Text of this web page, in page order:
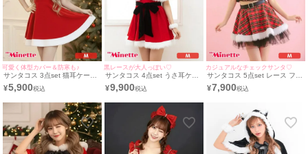
可愛く体型カバー＆防寒も♪
サンタコス 3点set 猫耳ケープ
ベアワンピ プチプラ サンタ コ
スプレ [ワンピース+ねこみみ
¥5,900
黒レースが大人っぽい♡
サンタコス 4点set うさ耳ケー
プ&ウエストリボン付き サンタ
コスプレ [ワンピース+ケープ
¥9,900
カジュアルなチェックサンタ♡
サンタコス 5点set レース フリ
ル タータンチェック柄 セパレ
ート ふわふわ Aライン 猫アニ
ルト＋サンタ帽子]
¥7,900